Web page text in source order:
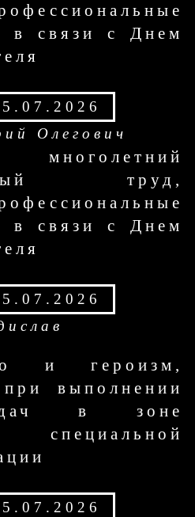
в связи с Днем
Олегович
труд,
в связи с Днем
и героизм,
выполнении
в зоне
специальной